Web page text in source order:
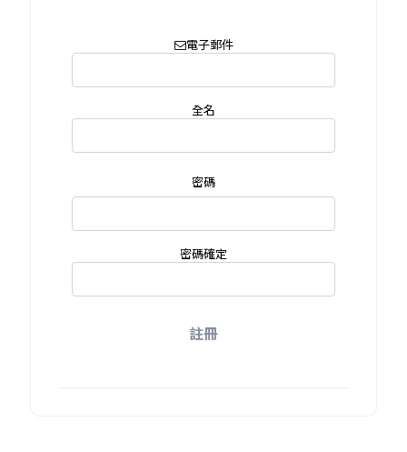
電子郵件
全名
密碼
密碼確定
註冊